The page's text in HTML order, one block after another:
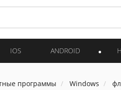
IOS ANDROID
программы Windows